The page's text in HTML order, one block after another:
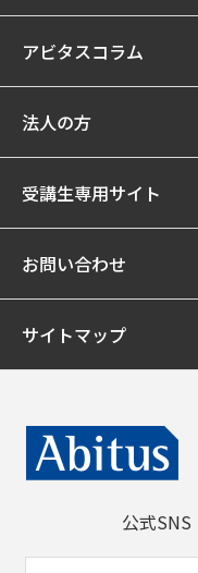
アビタスコラム
法人の方
受講生専用サイト
お問い合わせ
サイトマップ
公式SNS